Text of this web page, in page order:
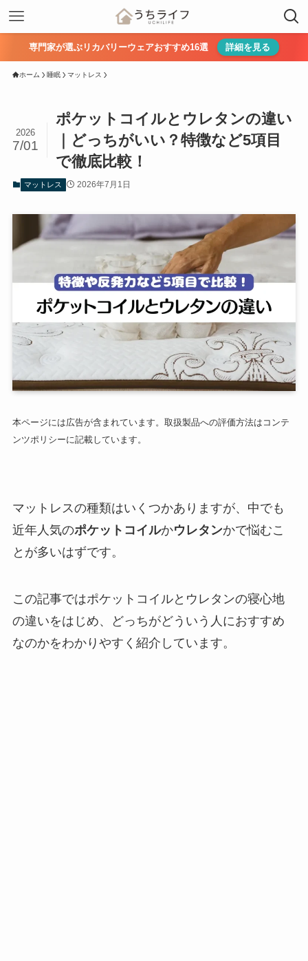
専門家が選ぶリカバリーウェアおすすめ16選 詳細を見る
ホーム 睡眠 マットレス
ポケットコイルとウレタンの違い
｜どっちがいい？特徴など5項目
で徹底比較！
2026
7/01
マットレス 2026年7月1日
本ページには広告が含まれています。取扱製品への評価方法はコンテ
ンツポリシーに記載しています。
マットレスの種類はいくつかありますが、中でも
近年人気のポケットコイルかウレタンかで悩むこ
とが多いはずです。
この記事ではポケットコイルとウレタンの寝心地
の違いをはじめ、どっちがどういう人におすすめ
なのかをわかりやすく紹介しています。